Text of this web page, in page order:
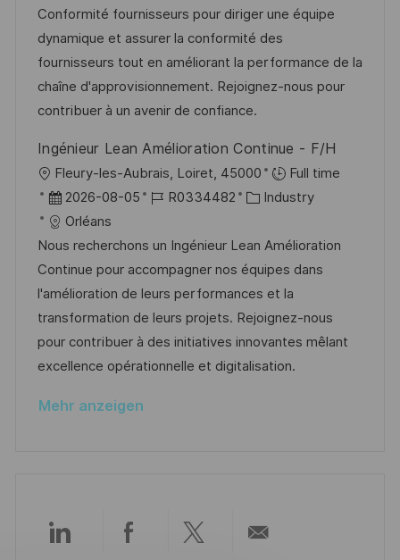
t
h
u
n
g
u
m
d
e
r
e
r
ö
f
f
e
n
t
l
i
c
-
I
D
e
g
o
r
i
Conformité fournisseurs pour diriger une équipe
dynamique et assurer la conformité des
fournisseurs tout en améliorant la performance de la
chaîne d'approvisionnement. Rejoignez-nous pour
contribuer à un avenir de confiance.
Ingénieur Lean Amélioration Continue - F/H
O
r
t
Fleury-les-Aubrais, Loiret, 45000
Full time
D
a
t
u
m
d
e
r
e
e
2026-08-05
J
b
-
I
D
R0334482
K
t
e
g
o
r
i
Industry
Orléans
Nous recherchons un Ingénieur Lean Amélioration
Continue pour accompagner nos équipes dans
l'amélioration de leurs performances et la
transformation de leurs projets. Rejoignez-nous
pour contribuer à des initiatives innovantes mêlant
excellence opérationnelle et digitalisation.
Mehr anzeigen
Über
Über
Über